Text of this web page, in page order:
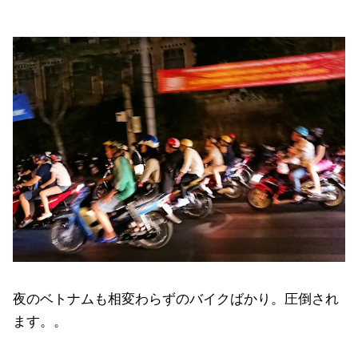
夜のベトナムも相変わらずのバイクばかり。圧倒され
ます。。